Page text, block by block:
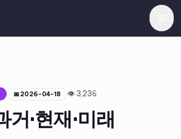
📅2026-04-18 👁 3,236
거·현재·미래